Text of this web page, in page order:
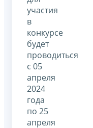
участия
в
конкурсе
будет
проводиться
с 05
апреля
2024
года
по 25
апреля